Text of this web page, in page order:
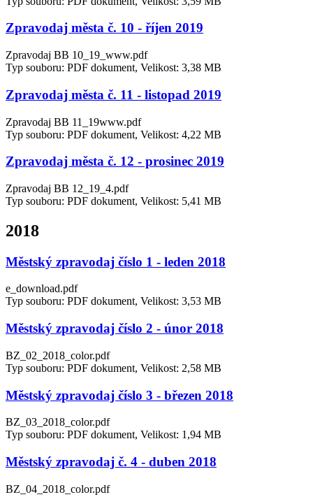
Zpravodaj města č. 10 - říjen 2019
Zpravodaj BB 10_19_www.pdf
Typ souboru: PDF dokument, Velikost: 3,38 MB
Zpravodaj města č. 11 - listopad 2019
Zpravodaj BB 11_19www.pdf
Typ souboru: PDF dokument, Velikost: 4,22 MB
Zpravodaj města č. 12 - prosinec 2019
Zpravodaj BB 12_19_4.pdf
Typ souboru: PDF dokument, Velikost: 5,41 MB
2018
Městský zpravodaj číslo 1 - leden 2018
e_download.pdf
Typ souboru: PDF dokument, Velikost: 3,53 MB
Městský zpravodaj číslo 2 - únor 2018
BZ_02_2018_color.pdf
Typ souboru: PDF dokument, Velikost: 2,58 MB
Městský zpravodaj číslo 3 - březen 2018
BZ_03_2018_color.pdf
Typ souboru: PDF dokument, Velikost: 1,94 MB
Městský zpravodaj č. 4 - duben 2018
BZ_04_2018_color.pdf